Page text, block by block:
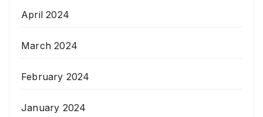
April 2024
March 2024
February 2024
January 2024